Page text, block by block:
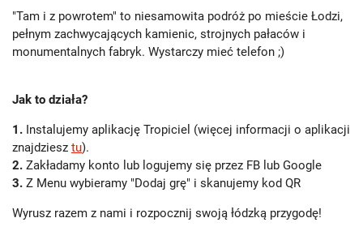
"Tam i z powrotem" to niesamowita podróż po mieście Łodzi,
pełnym zachwycających kamienic, strojnych pałaców i
monumentalnych fabryk. Wystarczy mieć telefon ;)
Jak to działa?
1. Instalujemy aplikację Tropiciel (więcej informacji o aplikacji
znajdziesz tu).
2. Zakładamy konto lub logujemy się przez FB lub Google
3. Z Menu wybieramy "Dodaj grę" i skanujemy kod QR
Wyrusz razem z nami i rozpocznij swoją łódzką przygodę!